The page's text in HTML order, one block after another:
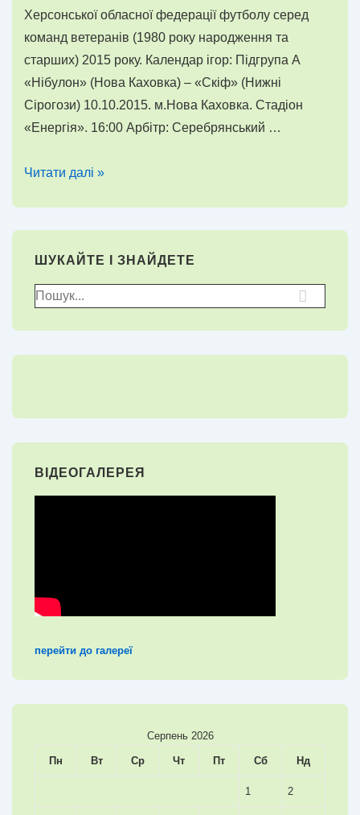
Херсонської обласної федерації футболу серед
команд ветеранів (1980 року народження та
старших) 2015 року. Календар ігор: Підгрупа А
«Нібулон» (Нова Каховка) – «Скіф» (Нижні
Сірогози) 10.10.2015. м.Нова Каховка. Стадіон
«Енергія». 16:00 Арбітр: Серебрянський …
4-
ХОФФ
серед
команд
ветеранів
Читати далі »
ШУКАЙТЕ І ЗНАЙДЕТЕ
Пошук
для:
ВІДЕОГАЛЕРЕЯ
перейти до галереї
Серпень 2026
Пн Вт Ср Чт Пт Сб Нд
1 2